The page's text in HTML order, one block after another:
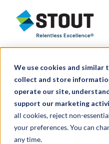
We use cookies and similar
collect and store
operate our site,
support our marketing
all cookies, reject non-
your preferences. You can
any time.
Stout Relentless